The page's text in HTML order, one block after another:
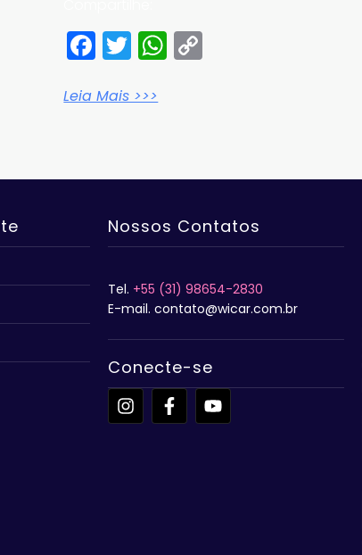
Facebook
TwitterWhatsApp
Leia Mais >>>
Nossos Contatos
Tel. +55 (31) 98654-2830
E-mail. contato@wicar.com.br
Conecte-se